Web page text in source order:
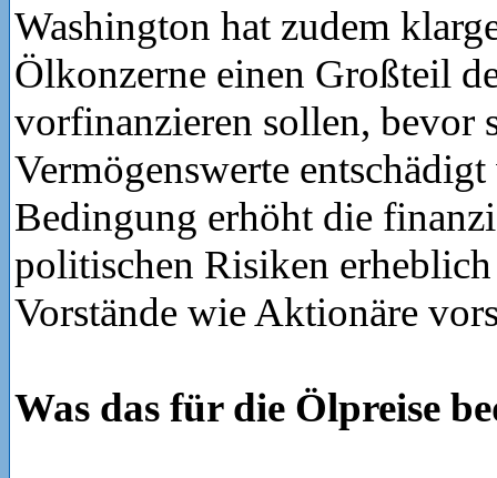
Washington hat zudem
Ölkonzerne einen Großteil
vorfinanzieren sollen, bevor
Vermögenswerte
Bedingung erhöht die
politischen Risiken
Vorstände wie Aktionäre
Was das für die Ölpreise